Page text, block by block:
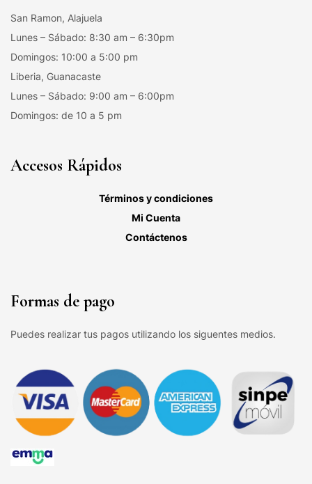
San Ramon, Alajuela
Lunes – Sábado: 8:30 am – 6:30pm
Domingos: 10:00 a 5:00 pm
Liberia, Guanacaste
Lunes – Sábado: 9:00 am – 6:00pm
Domingos: de 10 a 5 pm
Accesos Rápidos
Términos y condiciones
Mi Cuenta
Contáctenos
Formas de pago
Puedes realizar tus pagos utilizando los siguentes medios.